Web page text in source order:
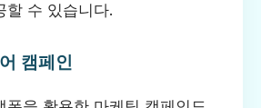
할 수 있습니다.
캠페인